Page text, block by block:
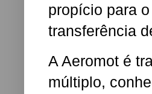
propício para
transferência
A Aeromot é
múltiplo,